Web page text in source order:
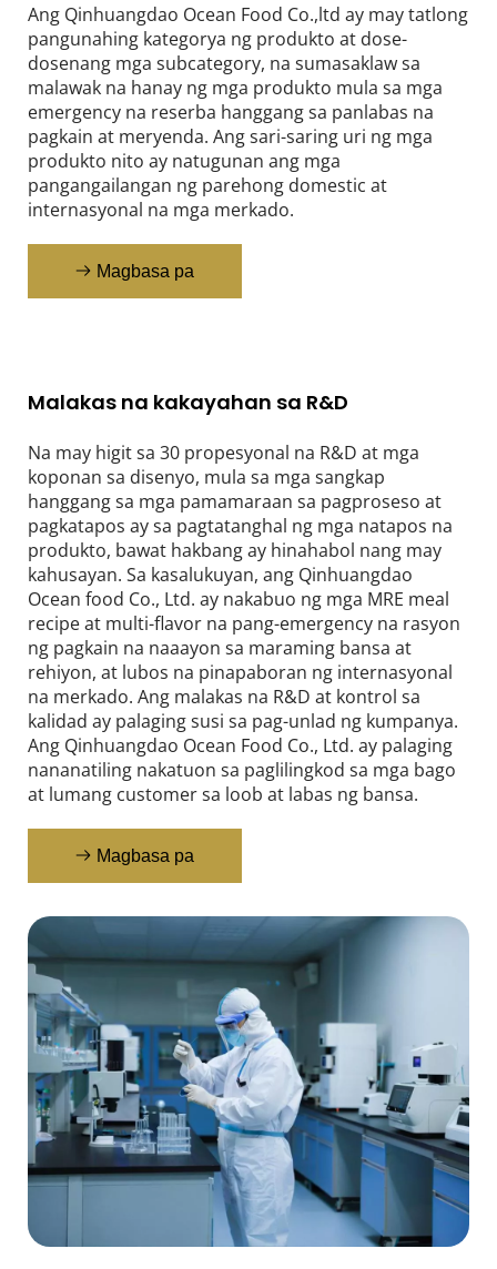
Ang Qinhuangdao Ocean Food Co.,ltd ay may tatlong
pangunahing kategorya ng produkto at dose-
dosenang mga subcategory, na sumasaklaw sa
malawak na hanay ng mga produkto mula sa mga
emergency na reserba hanggang sa panlabas na
pagkain at meryenda. Ang sari-saring uri ng mga
produkto nito ay natugunan ang mga
pangangailangan ng parehong domestic at
internasyonal na mga merkado.
Magbasa pa
Malakas na kakayahan sa R&D
Na may higit sa 30 propesyonal na R&D at mga
koponan sa disenyo, mula sa mga sangkap
hanggang sa mga pamamaraan sa pagproseso at
pagkatapos ay sa pagtatanghal ng mga natapos na
produkto, bawat hakbang ay hinahabol nang may
kahusayan. Sa kasalukuyan, ang Qinhuangdao
Ocean food Co., Ltd. ay nakabuo ng mga MRE meal
recipe at multi-flavor na pang-emergency na rasyon
ng pagkain na naaayon sa maraming bansa at
rehiyon, at lubos na pinapaboran ng internasyonal
na merkado. Ang malakas na R&D at kontrol sa
kalidad ay palaging susi sa pag-unlad ng kumpanya.
Ang Qinhuangdao Ocean Food Co., Ltd. ay palaging
nananatiling nakatuon sa paglilingkod sa mga bago
at lumang customer sa loob at labas ng bansa.
Magbasa pa